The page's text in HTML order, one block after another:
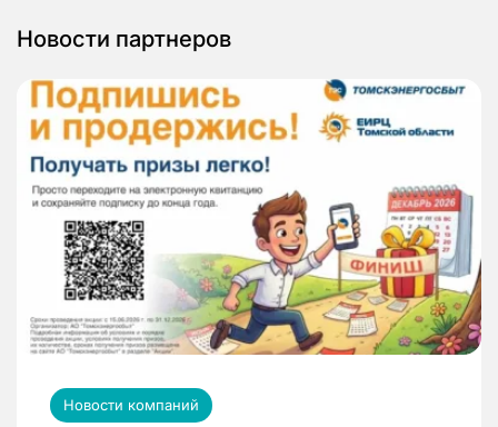
Новости партнеров
Новости компаний